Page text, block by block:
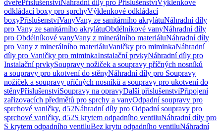
dveřePříslušenstvíNáhradní díly pro PříslušenstvíVýklenkové
odkládací boxy pro sprchyVýklenkové odkládací
boxyPříslušenstvíVanyVany ze sanitárního akrylátuNáhradní díly
pro Vany ze sanitárního akrylátuObdélníkové vanyNáhradní díly
pro Obdélníkové vanyVany z minerálního materiáluNáhradní díly
pro Vany z minerálního materiáluVaničky pro miminkaNáhradní
díly pro Vaničky pro miminkaInstalační prvkyNáhradní díly pro
Instalační prvkySoupravy nožiček a soupravy příčných nosníků
a soupravy pro ukotvení do stěnyNáhradní díly pro Soupravy
nožiček a soupravy příčných nosníků a soupravy pro ukotvení do
stěnyPříslušenstvíSoupravy na opravyDalší příslušenstvíPřipojení
zařizovacích předmětů pro sprchy a vanyOdpadní soupravy pro
sprchové vaničky, d52Náhradní díly pro Odpadní soupravy pro
sprchové vaničky, d52S krytem odpadního ventiluNáhradní díly pro
S krytem odpadního ventiluBez krytu odpadního ventiluNáhradní